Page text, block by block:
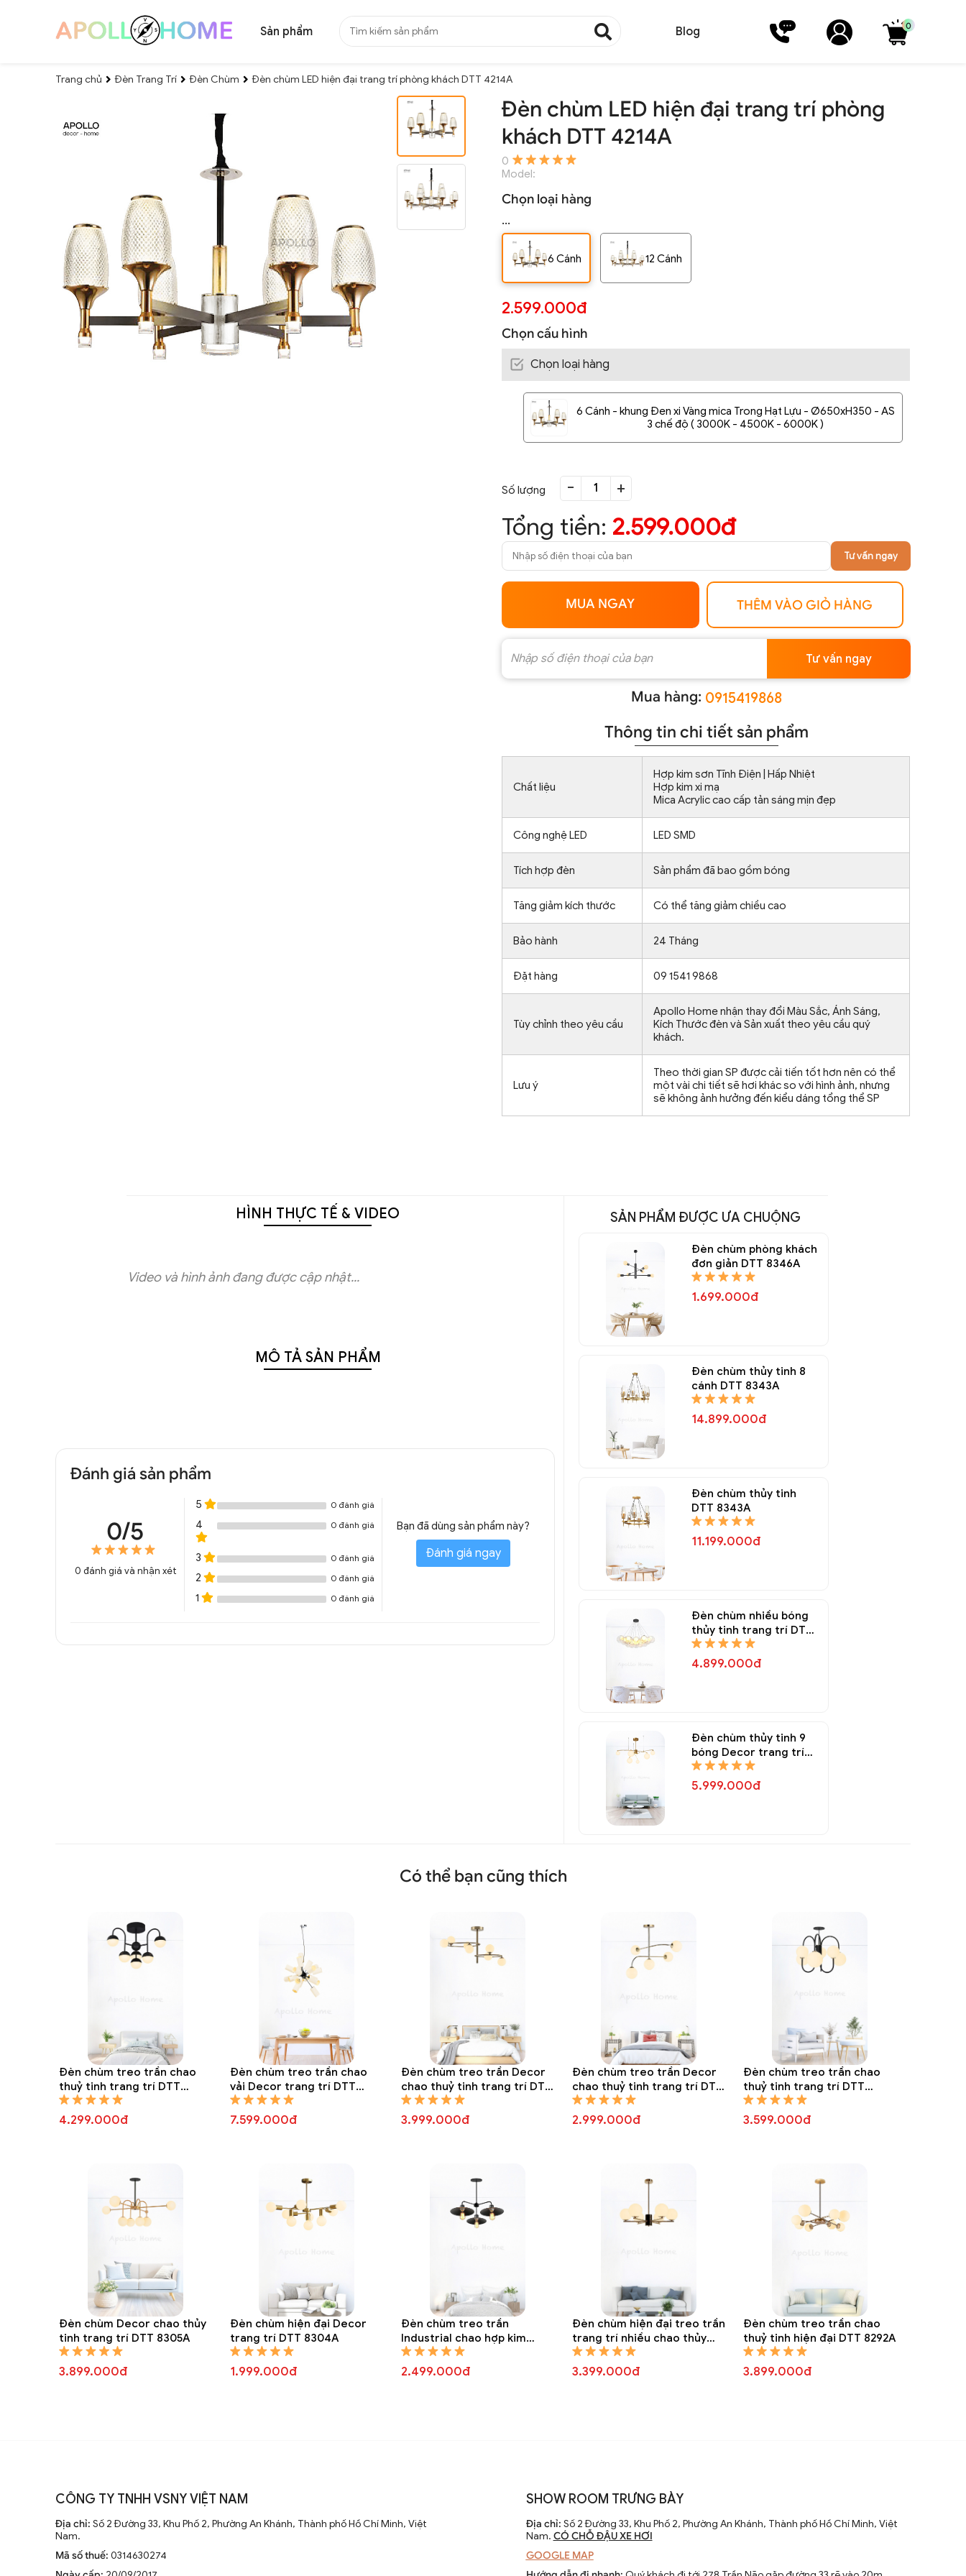
Sản phẩm Blog 0
Trang chủ Đèn Trang Trí Đèn Chùm Đèn chùm LED hiện đại trang trí phòng khách DTT 4214A
Đèn chùm LED hiện đại trang trí phòng
khách DTT 4214A
0
Model:
Chọn loại hàng
...
6 Cánh 12 Cánh
2.599.000đ
Chọn cấu hình
Chọn loại hàng
6 Cánh - khung Đen xi Vàng mica Trong Hạt Lựu - Ø650xH350 - AS
3 chế độ ( 3000K - 4500K - 6000K )
Số lượng - +
Tổng tiền: 2.599.000đ
Tư vấn ngay
MUA NGAY THÊM VÀO GIỎ HÀNG
Tư vấn ngay
Mua hàng: 0915419868
Thông tin chi tiết sản phẩm
Chất liệu
Hợp kim sơn Tĩnh Điện | Hấp Nhiệt
Hợp kim xi mạ
Mica Acrylic cao cấp tản sáng mịn đẹp
Công nghệ LED LED SMD
Tích hợp đèn Sản phẩm đã bao gồm bóng
Tăng giảm kích thước Có thể tăng giảm chiều cao
Bảo hành 24 Tháng
Đặt hàng 09 1541 9868
Tùy chỉnh theo yêu cầu
Apollo Home nhận thay đổi Màu Sắc, Ánh Sáng,
Kích Thước đèn và Sản xuất theo yêu cầu quý
khách.
Lưu ý
Theo thời gian SP được cải tiến tốt hơn nên có thể
một vài chi tiết sẽ hơi khác so với hình ảnh, nhưng
sẽ không ảnh hưởng đến kiểu dáng tổng thể SP
HÌNH THỰC TẾ & VIDEO
Video và hình ảnh đang được cập nhật...
MÔ TẢ SẢN PHẨM
Đánh giá sản phẩm
0/5
0 đánh giá và nhận xét
5 0 đánh giá
4 0 đánh giá
3 0 đánh giá
2 0 đánh giá
1 0 đánh giá
Bạn đã dùng sản phẩm này?
Đánh giá ngay
SẢN PHẨM ĐƯỢC ƯA CHUỘNG
Đèn chùm phòng khách
đơn giản DTT 8346A
1.699.000đ
Đèn chùm thủy tinh 8
cánh DTT 8343A
14.899.000đ
Đèn chùm thủy tinh
DTT 8343A
11.199.000đ
Đèn chùm nhiều bóng
thủy tinh trang trí DTT
8337A
4.899.000đ
Đèn chùm thủy tinh 9
bóng Decor trang trí
DTT 8335A
5.999.000đ
Có thể bạn cũng thích
Đèn chùm treo trần chao
thuỷ tinh trang trí DTT
8323A
4.299.000đ
Đèn chùm treo trần chao
vải Decor trang trí DTT
8312A
7.599.000đ
Đèn chùm treo trần Decor
chao thuỷ tinh trang trí DTT
8310A
3.999.000đ
Đèn chùm treo trần Decor
chao thuỷ tinh trang trí DTT
8309A
2.999.000đ
Đèn chùm treo trần chao
thuỷ tinh trang trí DTT
8307A
3.599.000đ
Đèn chùm Decor chao thủy
tinh trang trí DTT 8305A
3.899.000đ
Đèn chùm hiện đại Decor
trang trí DTT 8304A
1.999.000đ
Đèn chùm treo trần
Industrial chao hợp kim
trang trí DTT 8301A
2.499.000đ
Đèn chùm hiện đại treo trần
trang trí nhiều chao thủy
tinh tròn DTT 8295A
3.399.000đ
Đèn chùm treo trần chao
thuỷ tinh hiện đại DTT 8292A
3.899.000đ
CÔNG TY TNHH VSNY VIỆT NAM
Địa chỉ: Số 2 Đường 33, Khu Phố 2, Phường An Khánh, Thành phố Hồ Chí Minh, Việt
Nam.
Mã số thuế: 0314630274
SHOW ROOM TRƯNG BÀY
Địa chỉ: Số 2 Đường 33, Khu Phố 2, Phường An Khánh, Thành phố Hồ Chí Minh, Việt
Nam. CÓ CHỖ ĐẬU XE HƠI
GOOGLE MAP